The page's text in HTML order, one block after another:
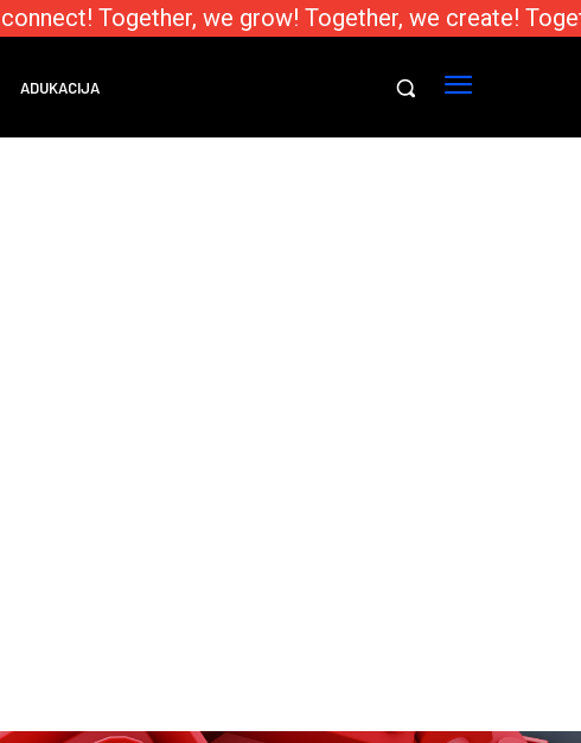
Together, we grow! Together, we create!
ADUKACIJA